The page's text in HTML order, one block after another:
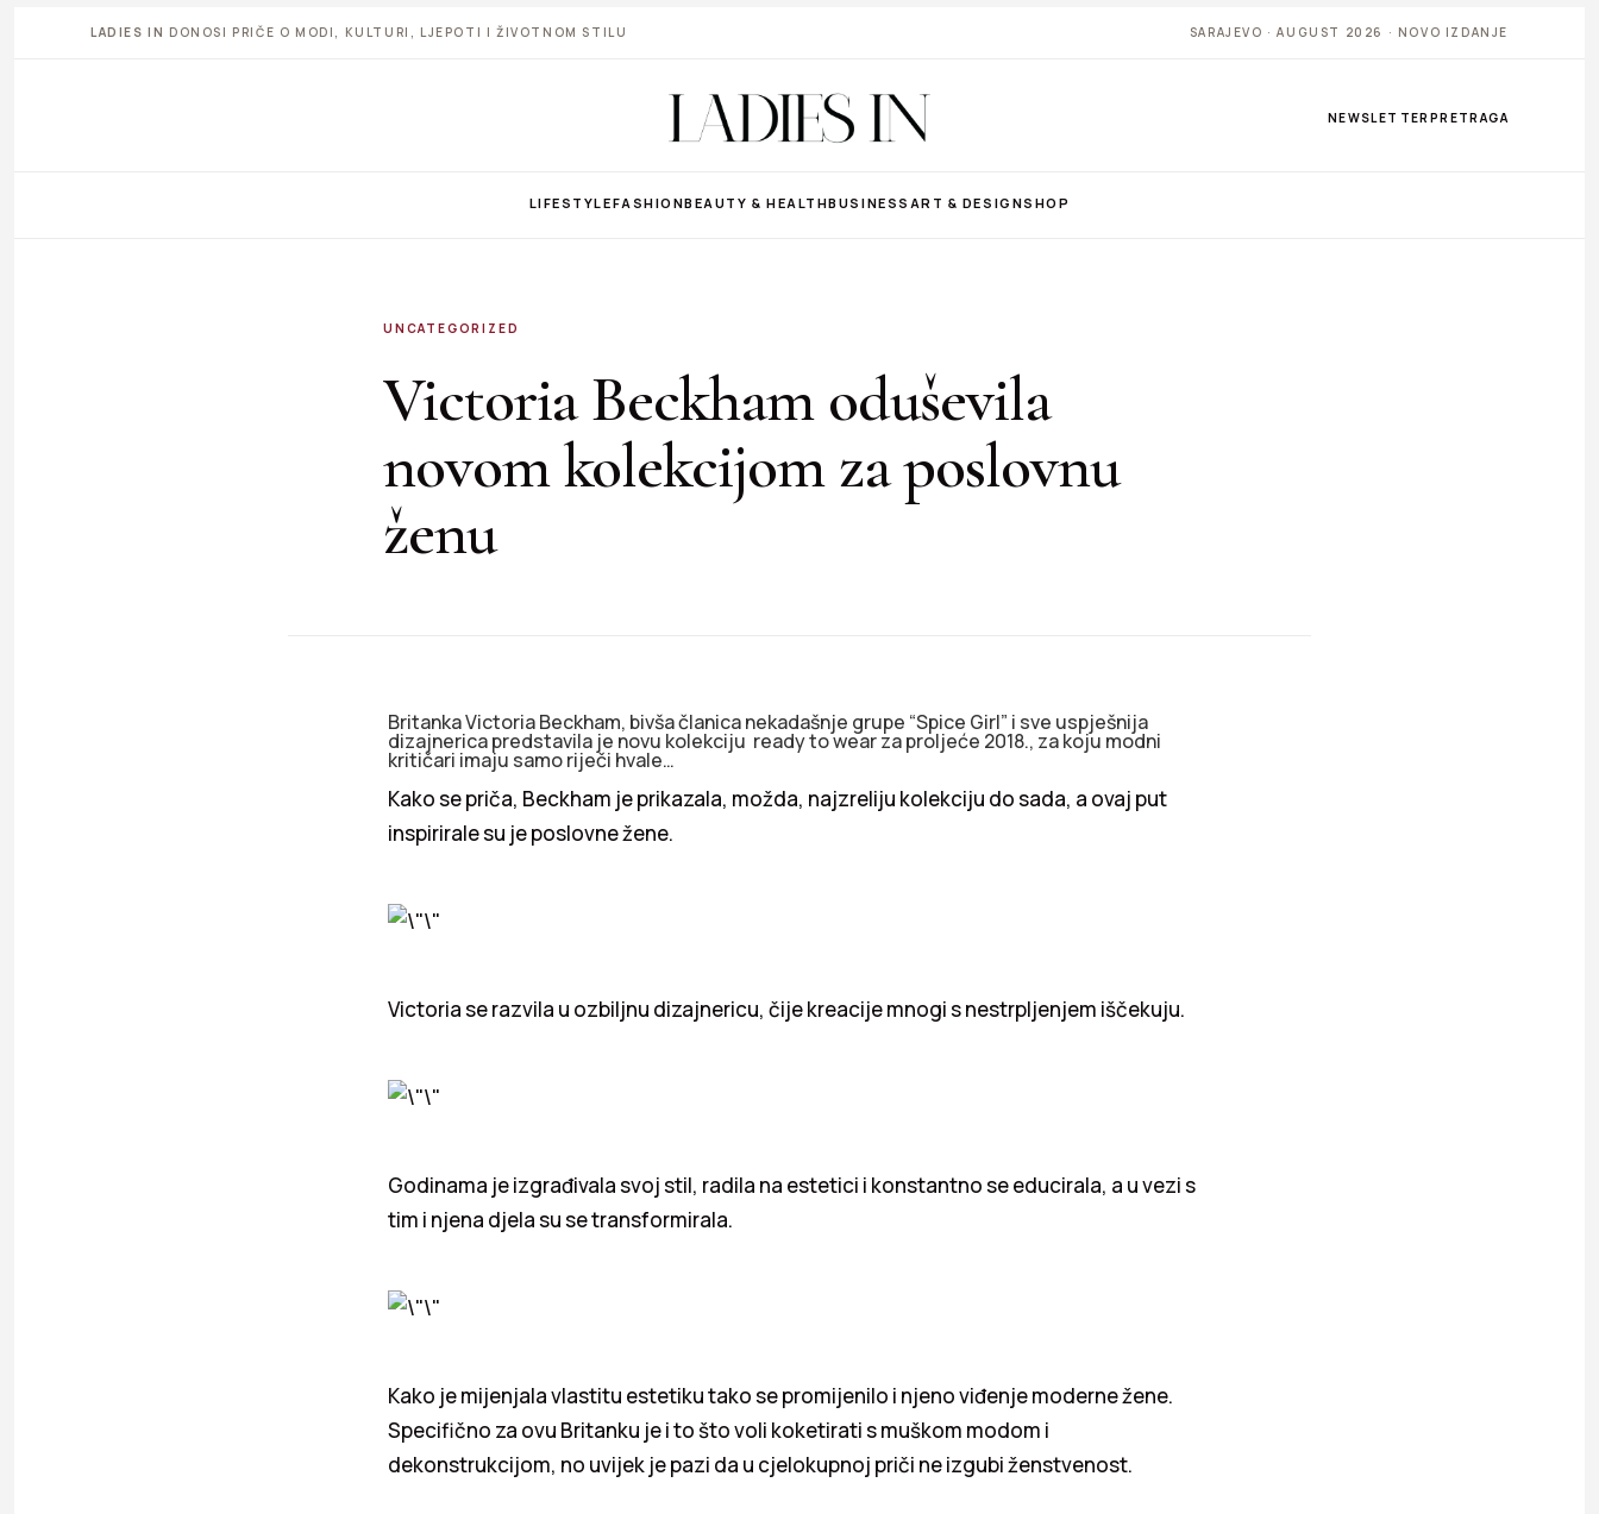
LADIES IN DONOSI PRIČE O MODI, KULTURI, LJEPOTI I ŽIVOTNOM STILU SARAJEVO · AUGUST 2026 · NOVO IZDANJE
NEWSLETTER PRETRAGA
LIFESTYLEFASHIONBEAUTY & HEALTHBUSINESS ART & DESIGNSHOP
UNCATEGORIZED
Victoria Beckham oduševila
novom kolekcijom za poslovnu
ženu
Britanka Victoria Beckham, bivša članica nekadašnje grupe “Spice Girl” i sve uspješnija
dizajnerica predstavila je novu kolekciju ready to wear za proljeće 2018., za koju modni
kritičari imaju samo riječi hvale…
Kako se priča, Beckham je prikazala, možda, najzreliju kolekciju do sada, a ovaj put
inspirirale su je poslovne žene.
Victoria se razvila u ozbiljnu dizajnericu, čije kreacije mnogi s nestrpljenjem iščekuju.
Godinama je izgrađivala svoj stil, radila na estetici i konstantno se educirala, a u vezi s
tim i njena djela su se transformirala.
Kako je mijenjala vlastitu estetiku tako se promijenilo i njeno viđenje moderne žene.
Specifično za ovu Britanku je i to što voli koketirati s muškom modom i
dekonstrukcijom, no uvijek je pazi da u cjelokupnoj priči ne izgubi ženstvenost.